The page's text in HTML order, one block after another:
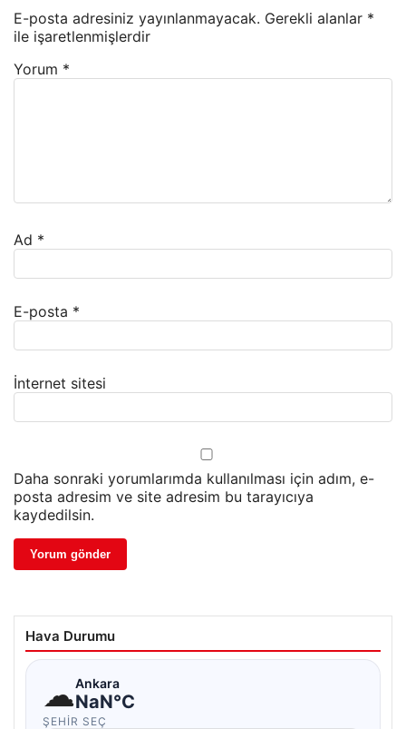
E-posta adresiniz yayınlanmayacak. Gerekli alanlar *
ile işaretlenmişlerdir
Yorum *
Ad *
E-posta *
İnternet sitesi
Daha sonraki yorumlarımda kullanılması için adım, e-
posta adresim ve site adresim bu tarayıcıya
kaydedilsin.
Hava Durumu
☁Ankara
NaN°C
ŞEHIR SEÇ